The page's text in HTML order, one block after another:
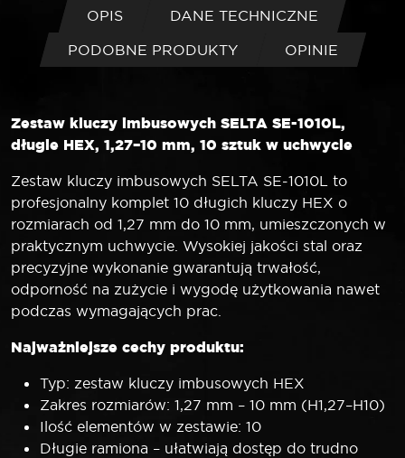
HEX
uchwycie
1,27-
10
OPIS
DANE TECHNICZNE
PODOBNE PRODUKTY
OPINIE
Zestaw kluczy imbusowych SELTA SE-1010L,
długie HEX, 1,27–10 mm, 10 sztuk w uchwycie
Zestaw kluczy imbusowych SELTA SE-1010L to
profesjonalny komplet 10 długich kluczy HEX o
rozmiarach od 1,27 mm do 10 mm, umieszczonych w
praktycznym uchwycie. Wysokiej jakości stal oraz
precyzyjne wykonanie gwarantują trwałość,
odporność na zużycie i wygodę użytkowania nawet
podczas wymagających prac.
Najważniejsze cechy produktu:
Typ: zestaw kluczy imbusowych HEX
Zakres rozmiarów: 1,27 mm – 10 mm (H1,27–H10)
Ilość elementów w zestawie: 10
Długie ramiona – ułatwiają dostęp do trudno